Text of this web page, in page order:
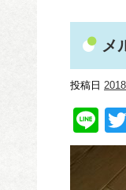
メ
投稿日